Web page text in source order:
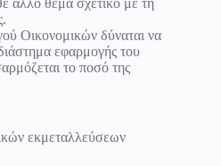
άλλο θέμα σχετικό με τη
Οικονομικών δύναται να
εφαρμογής του
το ποσό της
εκμεταλλεύσεων